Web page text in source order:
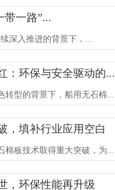
带一路”...
深入推进的背景下，...
：环保与安全驱动的...
转型的背景下，船用无石棉...
，填补行业应用空白
棉板技术取得重大突破，为...
，环保性能再升级